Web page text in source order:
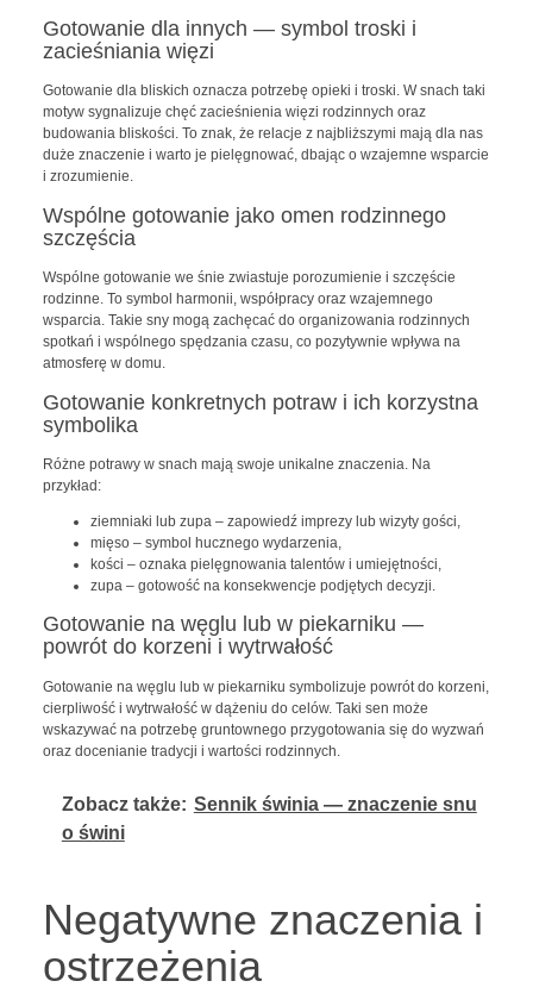
Gotowanie dla innych — symbol troski i
zacieśniania więzi
Gotowanie dla bliskich oznacza potrzebę opieki i troski. W snach taki
motyw sygnalizuje chęć zacieśnienia więzi rodzinnych oraz
budowania bliskości. To znak, że relacje z najbliższymi mają dla nas
duże znaczenie i warto je pielęgnować, dbając o wzajemne wsparcie
i zrozumienie.
Wspólne gotowanie jako omen rodzinnego
szczęścia
Wspólne gotowanie we śnie zwiastuje porozumienie i szczęście
rodzinne. To symbol harmonii, współpracy oraz wzajemnego
wsparcia. Takie sny mogą zachęcać do organizowania rodzinnych
spotkań i wspólnego spędzania czasu, co pozytywnie wpływa na
atmosferę w domu.
Gotowanie konkretnych potraw i ich korzystna
symbolika
Różne potrawy w snach mają swoje unikalne znaczenia. Na
przykład:
ziemniaki lub zupa – zapowiedź imprezy lub wizyty gości,
mięso – symbol hucznego wydarzenia,
kości – oznaka pielęgnowania talentów i umiejętności,
zupa – gotowość na konsekwencje podjętych decyzji.
Gotowanie na węglu lub w piekarniku —
powrót do korzeni i wytrwałość
Gotowanie na węglu lub w piekarniku symbolizuje powrót do korzeni,
cierpliwość i wytrwałość w dążeniu do celów. Taki sen może
wskazywać na potrzebę gruntownego przygotowania się do wyzwań
oraz docenianie tradycji i wartości rodzinnych.
Zobacz także: Sennik świnia — znaczenie snu
o świni
Negatywne znaczenia i
ostrzeżenia